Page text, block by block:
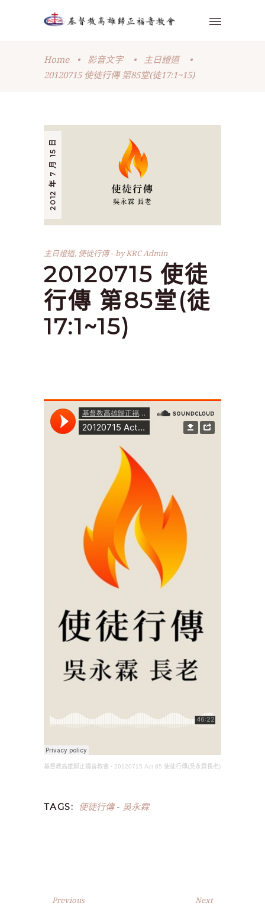
Home • 影音文字 • 主日證道
•
20120715 使徒行傳 第85堂(徒17:1~15)
2012 年 7 月 15 日
主日證道, 使徒行傳 byKRC Admin
20120715 使徒
行傳 第85堂(徒
17:1~15)
基督教高雄歸正福音教會 · 20120715 Act 85 使徒行傳(吳永霖長老)
TAGS: 使徒行傳- 吳永霖
Previous Next